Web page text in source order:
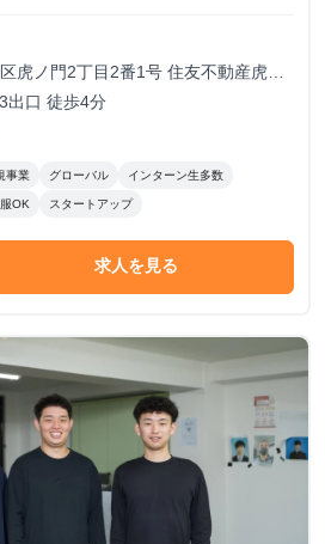
虎ノ門2丁目2番1号 住友不動産虎ノ
出口 徒歩4分
事業 グローバル インターン生多数
OK スタートアップ
求人を見る